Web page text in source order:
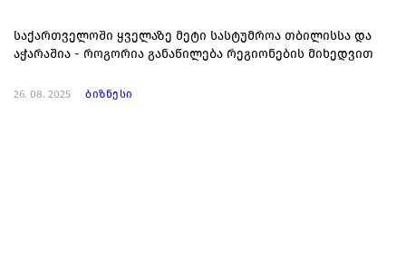
საქართველოში ყველაზე მეტი სასტუმროა თბილისსა და
აჭარაშია - როგორია განაწილება რეგიონების მიხედვით
26. 08. 2025 ბიზნესი